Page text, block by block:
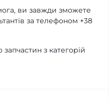
ви завжди зможете
за телефоном +38
з категорій